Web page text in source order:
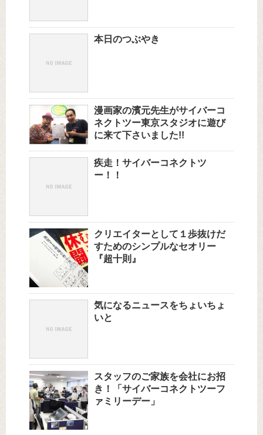
本日のつぶやき
漫画家の濱元先生がサイバーコ
ネクトツー東京スタジオに遊び
に来て下さいました!!
疾走！サイバーコネクトツ
ー！！
クリエイターとして１歩抜けだ
すためのシンプルなセオリー
『超十則』
気になるニュースをちょいちょ
いと
スタッフのご家族を会社にお招
き！「サイバーコネクトツーフ
ァミリーデー」